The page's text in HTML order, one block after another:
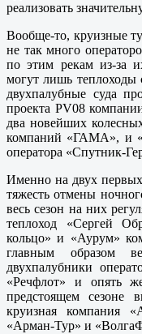
реализовать
Вообще-то, круизные
не так много
по этим рекам из-за
могут лишь теплоходы
двухпалубные суда
проекта PV08
два новейших
компаний «ГАМА», и
оператора «Спутник-
Именно на двух первых
тяжесть отмены
весь сезон на них
теплоход «Сергей
кольцо» и «Аурум»
главным образом
двухпалубники
«Речфлот» и опять
предстоящем сезоне
круизная компания
«Арман-Тур» и